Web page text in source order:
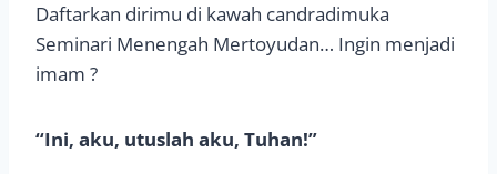
Daftarkan dirimu di kawah candradimuka
Seminari Menengah Mertoyudan… Ingin menjadi
imam ?
“Ini, aku, utuslah aku, Tuhan!”